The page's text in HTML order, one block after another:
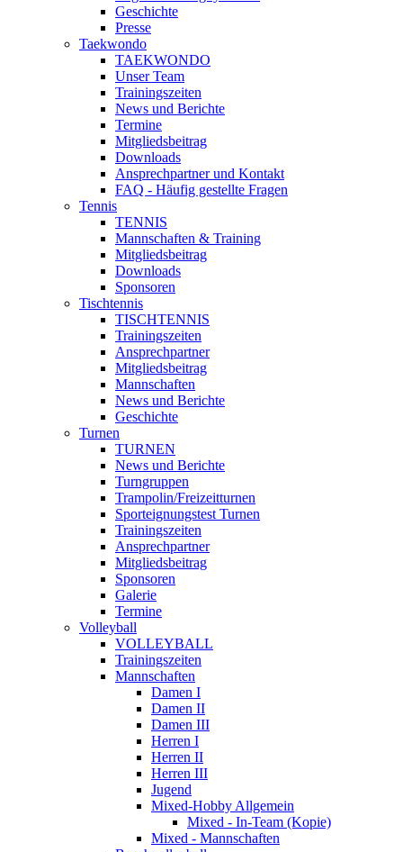
Geschichte
Presse
Taekwondo
TAEKWONDO
Unser Team
Trainingszeiten
News und Berichte
Termine
Mitgliedsbeitrag
Downloads
Ansprechpartner und Kontakt
FAQ - Häufig gestellte Fragen
Tennis
TENNIS
Mannschaften & Training
Mitgliedsbeitrag
Downloads
Sponsoren
Tischtennis
TISCHTENNIS
Trainingszeiten
Ansprechpartner
Mitgliedsbeitrag
Mannschaften
News und Berichte
Geschichte
Turnen
TURNEN
News und Berichte
Turngruppen
Trampolin/Freizeitturnen
Sporteignungstest Turnen
Trainingszeiten
Ansprechpartner
Mitgliedsbeitrag
Sponsoren
Galerie
Termine
Volleyball
VOLLEYBALL
Trainingszeiten
Mannschaften
Damen I
Damen II
Damen III
Herren I
Herren II
Herren III
Jugend
Mixed-Hobby Allgemein
Mixed - In-Team (Kopie)
Mixed - Mannschaften